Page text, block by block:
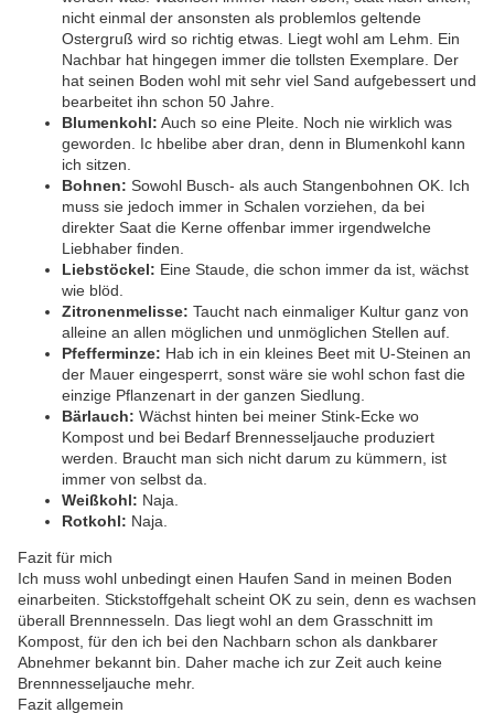
nicht einmal der ansonsten als problemlos geltende
Ostergruß wird so richtig etwas. Liegt wohl am Lehm. Ein
Nachbar hat hingegen immer die tollsten Exemplare. Der
hat seinen Boden wohl mit sehr viel Sand aufgebessert und
bearbeitet ihn schon 50 Jahre.
Blumenkohl: Auch so eine Pleite. Noch nie wirklich was
geworden. Ic hbelibe aber dran, denn in Blumenkohl kann
ich sitzen.
Bohnen: Sowohl Busch- als auch Stangenbohnen OK. Ich
muss sie jedoch immer in Schalen vorziehen, da bei
direkter Saat die Kerne offenbar immer irgendwelche
Liebhaber finden.
Liebstöckel: Eine Staude, die schon immer da ist, wächst
wie blöd.
Zitronenmelisse: Taucht nach einmaliger Kultur ganz von
alleine an allen möglichen und unmöglichen Stellen auf.
Pfefferminze: Hab ich in ein kleines Beet mit U-Steinen an
der Mauer eingesperrt, sonst wäre sie wohl schon fast die
einzige Pflanzenart in der ganzen Siedlung.
Bärlauch: Wächst hinten bei meiner Stink-Ecke wo
Kompost und bei Bedarf Brennesseljauche produziert
werden. Braucht man sich nicht darum zu kümmern, ist
immer von selbst da.
Weißkohl: Naja.
Rotkohl: Naja.
Fazit für mich
Ich muss wohl unbedingt einen Haufen Sand in meinen Boden
einarbeiten. Stickstoffgehalt scheint OK zu sein, denn es wachsen
überall Brennnesseln. Das liegt wohl an dem Grasschnitt im
Kompost, für den ich bei den Nachbarn schon als dankbarer
Abnehmer bekannt bin. Daher mache ich zur Zeit auch keine
Brennnesseljauche mehr.
Fazit allgemein